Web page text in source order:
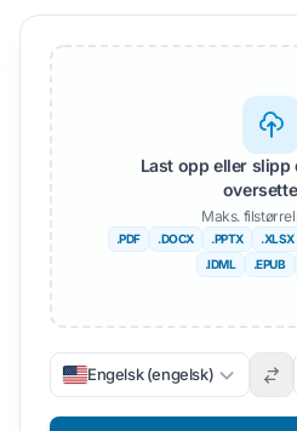
Last opp eller
Maks.
.PDF .DOCX .PPTX .XLSX
.IDML
.EPUB
Engelsk (engelsk)